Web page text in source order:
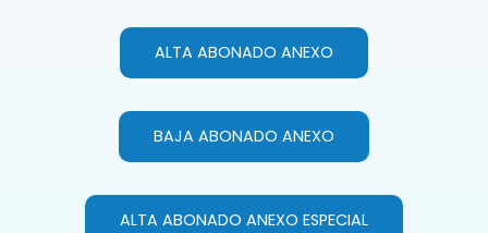
ALTA ABONADO ANEXO
BAJA ABONADO ANEXO
ALTA ABONADO ANEXO ESPECIAL